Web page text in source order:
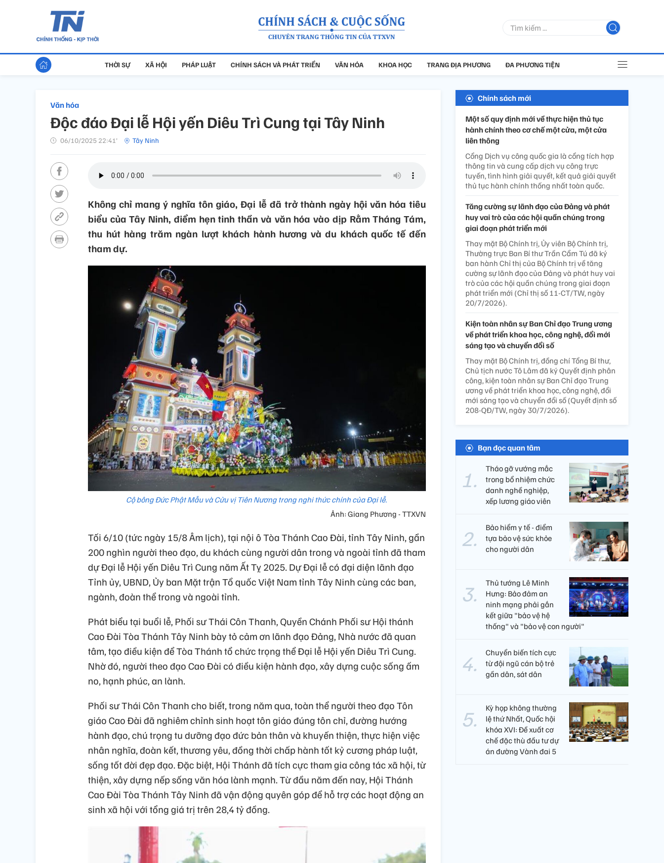
THỜI SỰ XÃ HỘI PHÁP LUẬT CHÍNH SÁCH VÀ PHÁT TRIỂN VĂN HÓA KHOA HỌC TRANG ĐỊA PHƯƠNG ĐA PHƯƠNG TIỆN
Văn hóa
Độc đáo Đại lễ Hội yến Diêu Trì Cung tại Tây Ninh
06/10/2025 22:41’ Tây Ninh
Không chỉ mang ý nghĩa tôn giáo, Đại lễ đã trở thành ngày hội văn hóa tiêu
biểu của Tây Ninh, điểm hẹn tinh thần và văn hóa vào dịp Rằm Tháng Tám,
thu hút hàng trăm ngàn lượt khách hành hương và du khách quốc tế đến
tham dự.
Cộ bông Đức Phật Mẫu và Cửu vị Tiên Nương trong nghi thức chính của Đại lễ.
Ảnh: Giang Phương - TTXVN
Tối 6/10 (tức ngày 15/8 Âm lịch), tại nội ô Tòa Thánh Cao Đài, tỉnh Tây Ninh, gần
200 nghìn người theo đạo, du khách cùng người dân trong và ngoài tỉnh đã tham
dự Đại lễ Hội yến Diêu Trì Cung năm Ất Tỵ 2025. Dự Đại lễ có đại diện lãnh đạo
Tỉnh ủy, UBND, Ủy ban Mặt trận Tổ quốc Việt Nam tỉnh Tây Ninh cùng các ban,
ngành, đoàn thể trong và ngoài tỉnh.
Phát biểu tại buổi lễ, Phối sư Thái Côn Thanh, Quyền Chánh Phối sư Hội thánh
Cao Đài Tòa Thánh Tây Ninh bày tỏ cảm ơn lãnh đạo Đảng, Nhà nước đã quan
tâm, tạo điều kiện để Tòa Thánh tổ chức trọng thể Đại lễ Hội yến Diêu Trì Cung.
Nhờ đó, người theo đạo Cao Đài có điều kiện hành đạo, xây dựng cuộc sống ấm
no, hạnh phúc, an lành.
Phối sư Thái Côn Thanh cho biết, trong năm qua, toàn thể người theo đạo Tôn
giáo Cao Đài đã nghiêm chỉnh sinh hoạt tôn giáo đúng tôn chỉ, đường hướng
hành đạo, chú trọng tu dưỡng đạo đức bản thân và khuyến thiện, thực hiện việc
nhân nghĩa, đoàn kết, thương yêu, đồng thời chấp hành tốt kỷ cương pháp luật,
sống tốt đời đẹp đạo. Đặc biệt, Hội Thánh đã tích cực tham gia công tác xã hội, từ
thiện, xây dựng nếp sống văn hóa lành mạnh. Từ đầu năm đến nay, Hội Thánh
Cao Đài Tòa Thánh Tây Ninh đã vận động quyên góp để hỗ trợ các hoạt động an
sinh xã hội với tổng giá trị trên 28,4 tỷ đồng.
Chính sách mới
Một số quy định mới về thực hiện thủ tục
hành chính theo cơ chế một cửa, một cửa
liên thông
Cổng Dịch vụ công quốc gia là cổng tích hợp
thông tin và cung cấp dịch vụ công trực
tuyến, tình hình giải quyết, kết quả giải quyết
thủ tục hành chính thống nhất toàn quốc.
Tăng cường sự lãnh đạo của Đảng và phát
huy vai trò của các hội quần chúng trong
giai đoạn phát triển mới
Thay mặt Bộ Chính trị, Ủy viên Bộ Chính trị,
Thường trực Ban Bí thư Trần Cẩm Tú đã ký
ban hành Chỉ thị của Bộ Chính trị về tăng
cường sự lãnh đạo của Đảng và phát huy vai
trò của các hội quần chúng trong giai đoạn
phát triển mới (Chỉ thị số 11-CT/TW, ngày
20/7/2026).
Kiện toàn nhân sự Ban Chỉ đạo Trung ương
về phát triển khoa học, công nghệ, đổi mới
sáng tạo và chuyển đổi số
Thay mặt Bộ Chính trị, đồng chí Tổng Bí thư,
Chủ tịch nước Tô Lâm đã ký Quyết định phân
công, kiện toàn nhân sự Ban Chỉ đạo Trung
ương về phát triển khoa học, công nghệ, đổi
mới sáng tạo và chuyển đổi số (Quyết định số
208-QĐ/TW, ngày 30/7/2026).
Bạn đọc quan tâm
Tháo gỡ vướng mắc
trong bổ nhiệm chức
danh nghề nghiệp,
xếp lương giáo viên
Bảo hiểm y tế - điểm
tựa bảo vệ sức khỏe
cho người dân
Thủ tướng Lê Minh
Hưng: Bảo đảm an
ninh mạng phải gắn
kết giữa "bảo vệ hệ
thống" và "bảo vệ con người"
Chuyển biến tích cực
từ đội ngũ cán bộ trẻ
gần dân, sát dân
Kỳ họp không thường
lệ thứ Nhất, Quốc hội
khóa XVI: Đề xuất cơ
chế đặc thù đầu tư dự
án đường Vành đai 5